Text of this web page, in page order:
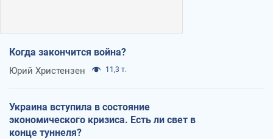
Когда закончится война?
Юрий Христензен 11,3 т.
Украина вступила в состояние
экономического кризиса. Есть ли свет в
конце туннеля?